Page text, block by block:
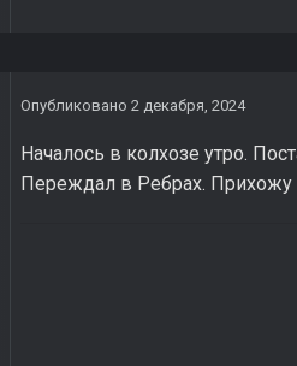
Опубликовано 2 декабря, 2024
Началось в колхозе утро.
Переждал в Ребрах. Прихожу